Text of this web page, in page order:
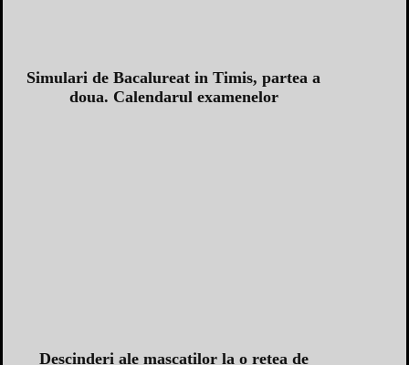
Simulari de Bacalureat in Timis, partea a
doua. Calendarul examenelor
Descinderi ale mascatilor la o retea de